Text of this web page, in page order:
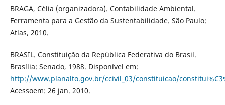
BRAGA, Célia (organizadora). Contabilidade Ambiental.
Ferramenta para a Gestão da Sustentabilidade. São Paulo:
Atlas, 2010.
BRASIL. Constituição da República Federativa do Brasil.
Brasília: Senado, 1988. Disponível em:
http://www.planalto.gov.br/ccivil_03/constituicao/
Acessoem: 26 jan. 2010.